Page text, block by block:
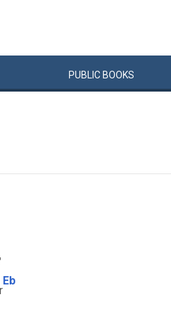
PUBLIC BOOKS
Eb